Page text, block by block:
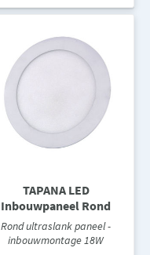
TAPANA LED
Inbouwpaneel Rond
Rond ultraslank paneel -
inbouwmontage 18W